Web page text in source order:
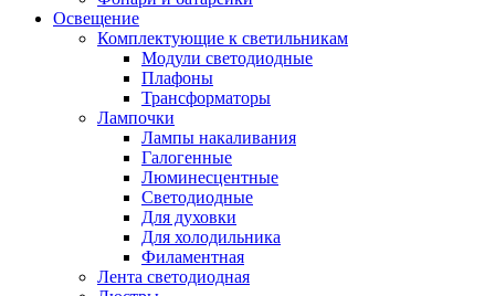
Освещение
Комплектующие к светильникам
Модули светодиодные
Плафоны
Трансформаторы
Лампочки
Лампы накаливания
Галогенные
Люминесцентные
Светодиодные
Для духовки
Для холодильника
Филаментная
Лента светодиодная